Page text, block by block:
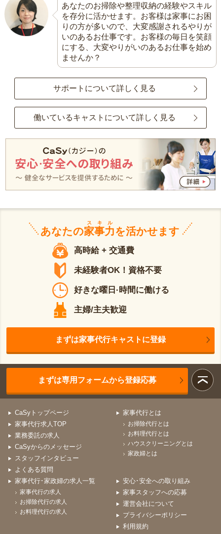
あなたのお掃除や整理収納の経験やスキル
を存分に活かせます。お客様は家事にお困
りの方が多いので、大変感謝されるやりが
いのあるお仕事です。お客様の毎日を笑顔
にする、大変やりがいのあるお仕事を始め
ませんか？
サポートについて詳しく見る
働いているキャストについて詳しく見る
あなたの家事力
スキル
を活かせます
高時給 + 交通費
未経験者OK！資格不要
好きな曜日·時間に働ける
主婦/主夫歓迎
まずは家事代行キャストに登録
まずは専用フォームから登録応募
CaSyトップページ
家事代行求人TOP
業務委託の求人
CaSyからのメッセージ
スタッフインタビュー
よくある質問
家事代行とは
お掃除代行とは
お料理代行とは
ハウスクリーニングとは
家政婦とは
家事代行･家政婦の求人一覧
家事代行の求人
お掃除代行の求人
お料理代行の求人
安心･安全への取り組み
家事スタッフへの応募
運営会社について
プライバシーポリシー
利用規約